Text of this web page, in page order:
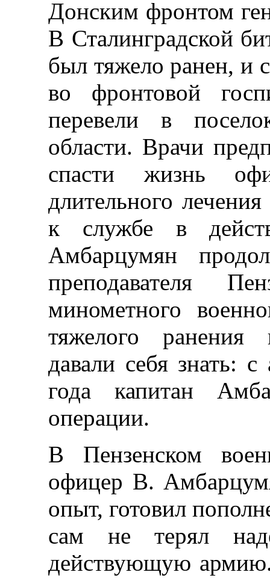
Донским фронтом
В Сталинградской
был тяжело ранен, и
во фронтовой
перевели в
области. Врачи
спасти жизнь
длительного
к службе в
Амбарцумян
преподавателя
минометного
тяжелого ранения
давали себя знать:
года капитан
операции.
В Пензенском
офицер В.
опыт, готовил
сам не терял
действующую